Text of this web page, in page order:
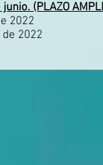
(PLAZO
2022
2022